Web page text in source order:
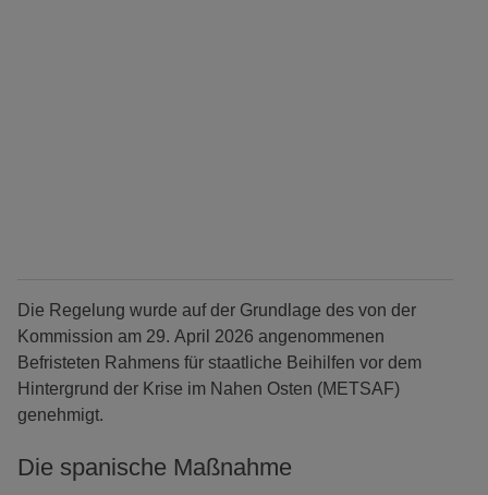
Die Regelung wurde auf der Grundlage des von der
Kommission am 29. April 2026 angenommenen
Befristeten Rahmens für staatliche Beihilfen vor dem
Hintergrund der Krise im Nahen Osten (METSAF)
genehmigt.
Die spanische Maßnahme